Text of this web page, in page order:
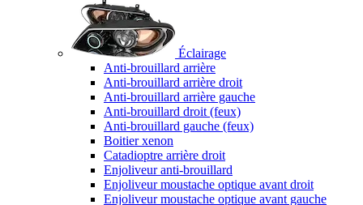
Éclairage
Anti-brouillard arrière
Anti-brouillard arrière droit
Anti-brouillard arrière gauche
Anti-brouillard droit (feux)
Anti-brouillard gauche (feux)
Boitier xenon
Catadioptre arrière droit
Enjoliveur anti-brouillard
Enjoliveur moustache optique avant droit
Enjoliveur moustache optique avant gauche